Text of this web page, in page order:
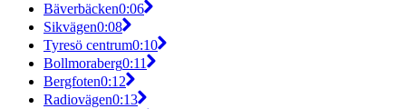
Bäverbäcken0:06
Sikvägen0:08
Tyresö centrum0:10
Bollmoraberg0:11
Bergfoten0:12
Radiovägen0:13